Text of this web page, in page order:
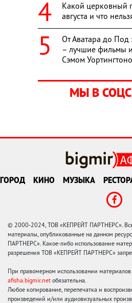
Какой церковный
августа и что
От Аватара до
– лучшие фильмы
Сэмом
МЫ В
ГОРОД КИНО МУЗЫКА
© 2000-2024, ТОВ «КЕПРЕЙТ ПАРТНЕРС».
материалы, опубликованные на данном
ПАРТНЕРС». Какое-либо использование
разрешения ТОВ «КЕПРЕЙТ ПАРТНЕРС»
При правомерном использовании материалов
afisha.bigmir.net обязательна.
Любое копирование, перепечатка и
произведений и/или аудиовизуальных